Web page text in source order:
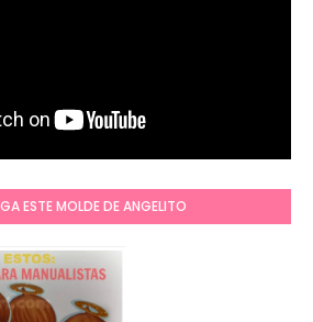
ESTE MOLDE DE ANGELITO